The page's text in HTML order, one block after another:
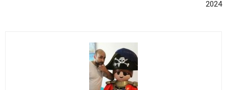
2024